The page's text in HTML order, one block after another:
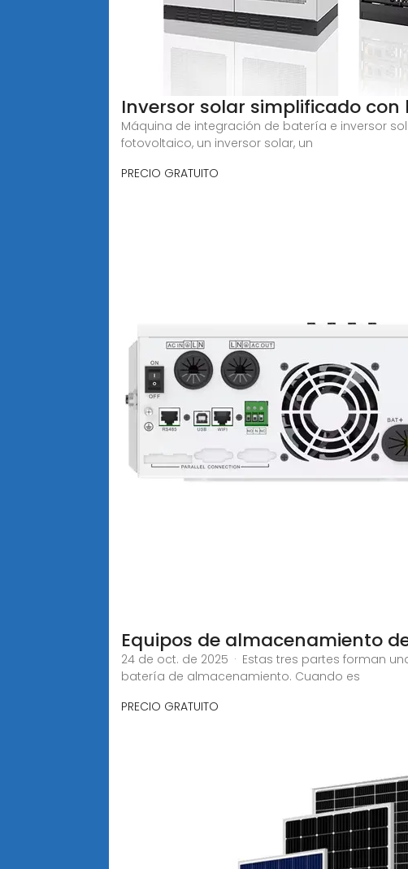
Inversor solar simplificado con
Máquina de integración de batería e inversor
fotovoltaico, un inversor solar, un
PRECIO GRATUITO
Equipos de almacenamiento
24 de oct. de 2025 · Estas tres partes forman
batería de almacenamiento. Cuando es
PRECIO GRATUITO